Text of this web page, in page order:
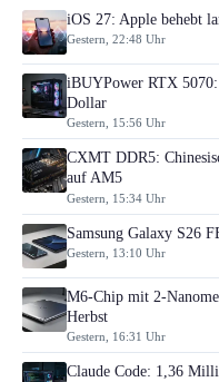
iOS 27: Apple behebt
Gestern, 22:48 Uhr
iBUYPower RTX
Dollar
Gestern, 15:56 Uhr
CXMT DDR5:
auf AM5
Gestern, 15:34 Uhr
Samsung Galaxy S26
Gestern, 13:10 Uhr
M6-Chip mit 2-
Herbst
Gestern, 16:31 Uhr
Claude Code: 1,36